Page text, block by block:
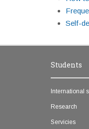
Self-
Students
International
Research
Servicies